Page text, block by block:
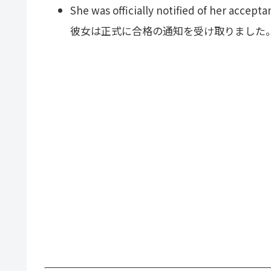
She was officially notified of her
彼女は正式に合格の通知を受け取りました。